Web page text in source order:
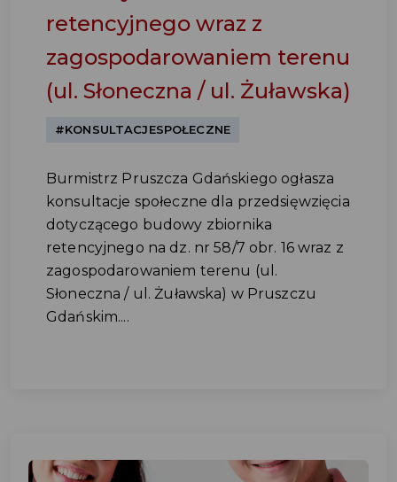
retencyjnego wraz z
zagospodarowaniem terenu
(ul. Słoneczna / ul. Żuławska)
#KONSULTACJESPOŁECZNE
Burmistrz Pruszcza Gdańskiego ogłasza
konsultacje społeczne dla przedsięwzięcia
dotyczącego budowy zbiornika
retencyjnego na dz. nr 58/7 obr. 16 wraz z
zagospodarowaniem terenu (ul.
Słoneczna / ul. Żuławska) w Pruszczu
Gdańskim....